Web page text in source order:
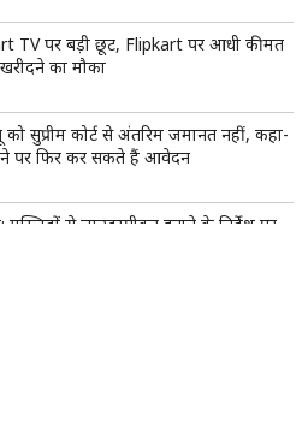
TV पर बड़ी छूट, Flipkart पर आधी कीमत
का मौका
सुप्रीम कोर्ट से अंतरिम जमानत नहीं, कहा-
पर फिर कर सकते हैं आवेदन
मस्जिदों से लाउडस्पीकर हटाने के निर्देश पर